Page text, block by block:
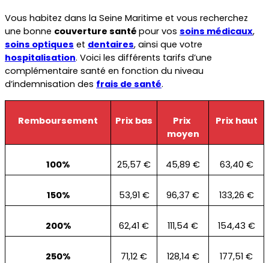
Vous habitez dans la Seine Maritime et vous recherchez
une bonne couverture santé pour vos soins médicaux
soins optiques et dentaires
hospitalisation. Voici les différents tarifs d’une
complémentaire santé en fonction du niveau
d’indemnisation des frais de santé.
Remboursement Prix bas
Prix
moyen
Prix haut
100% 25,57 € 45,89 € 63,40 €
150% 53,91 € 96,37 € 133,26 €
200% 62,41 € 111,54 € 154,43 €
250% 71,12 € 128,14 € 177,51 €